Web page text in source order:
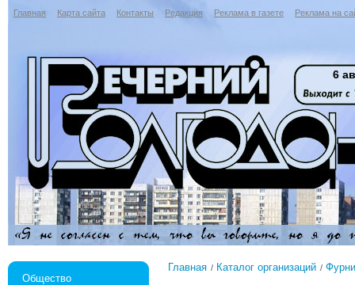
Главная Карта сайта Контакты Редакция Реклама в газете Реклама на
6
Общество
Главная Каталог организаций